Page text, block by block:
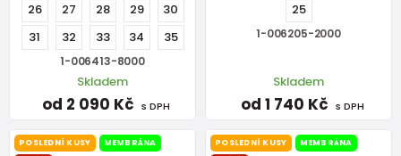
26 27 28 29
30
31
32 33 34 35
1-006413-8000
Skladem
od 2 090 Kč s DPH
25
1-006205-2000
Skladem
od 1 740 Kč s DPH
POSLEDNÍ KUSY
MEMBRÁNA
POSLEDNÍ KUSY
MEMBRÁNA